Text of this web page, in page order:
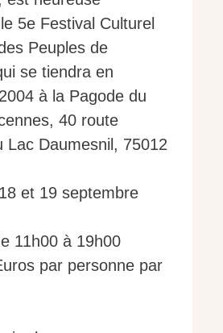
5e Festival Culturel
Peuples de
se tiendra en
à la Pagode du
40 route
Lac Daumesnil, 75012
et 19 septembre
11h00 à 19h00
par personne par